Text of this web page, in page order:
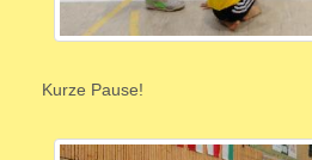
Kurze Pause!